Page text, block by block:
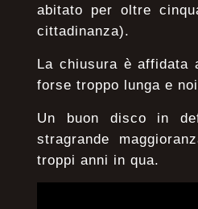
abitato per oltre
cittadinanza).
La chiusura è affidata
forse troppo lunga e
Un buon disco in
stragrande
troppi anni in qua.